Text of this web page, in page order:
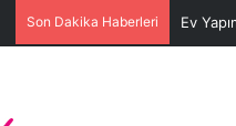
Son Dakika Haberleri Ev